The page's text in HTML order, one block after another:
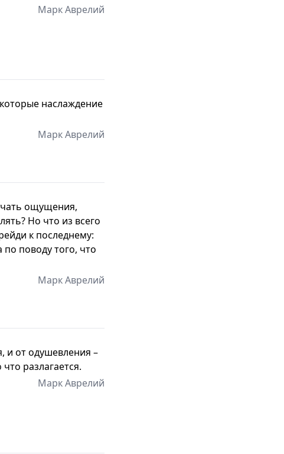
Марк Аврелий
наслаждение
Марк Аврелий
ощущения,
Но что из всего
к последнему:
поводу того, что
Марк Аврелий
и от одушевления –
разлагается.
Марк Аврелий